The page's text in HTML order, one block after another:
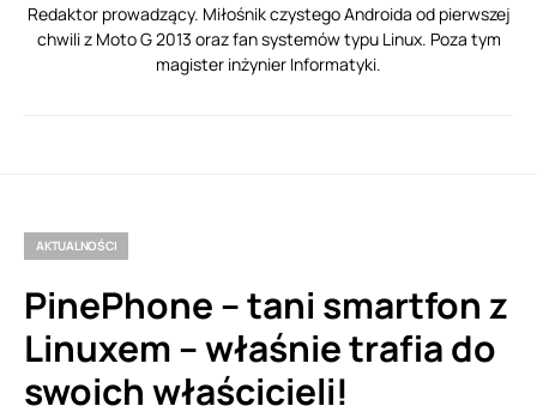
Redaktor prowadzący. Miłośnik czystego Androida od pierwszej
chwili z Moto G 2013 oraz fan systemów typu Linux. Poza tym
magister inżynier Informatyki.
AKTUALNOŚCI
PinePhone – tani smartfon z
Linuxem – właśnie trafia do
swoich właścicieli!